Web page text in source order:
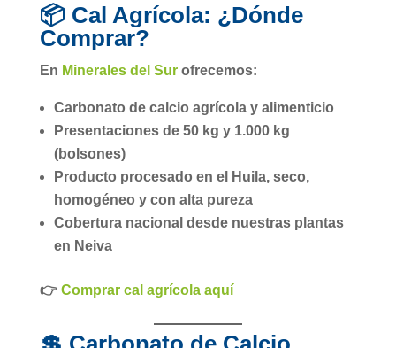
📦 Cal Agrícola: ¿Dónde
Comprar?
En Minerales del Surofrecemos:
Carbonato de calcio agrícolay alimenticio
Presentaciones de 50 kg y 1.000 kg
(bolsones)
Producto procesado en el Huila, seco,
homogéneo y con alta pureza
Cobertura nacional desde nuestras plantas
en Neiva
👉 Comprar cal agrícola aquí